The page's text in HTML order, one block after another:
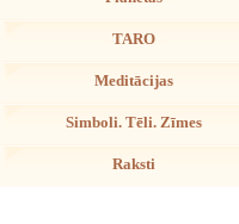
TARO
Meditācijas
Simboli. Tēli. Zīmes
Raksti